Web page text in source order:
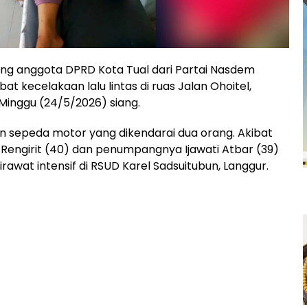
anggota DPRD Kota Tual dari Partai Nasdem
kecelakaan lalu lintas di ruas Jalan Ohoitel,
(24/5/2026) siang.
motor yang dikendarai dua orang. Akibat
(40) dan penumpangnya Ijawati Atbar (39)
intensif di RSUD Karel Sadsuitubun, Langgur.